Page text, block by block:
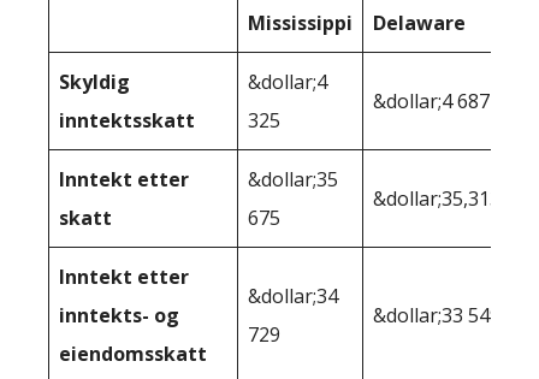
Mississippi Delaware
Skyldig
inntektsskatt
&dollar;4
325
&dollar;4 687
Inntekt etter
skatt
&dollar;35
675
&dollar;35,313
Inntekt etter
inntekts- og
eiendomsskatt
&dollar;34
729
&dollar;33 549